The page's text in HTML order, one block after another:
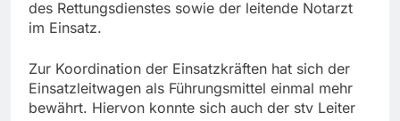
des Rettungsdienstes sowie der leitende Notarzt
im Einsatz.
Zur Koordination der Einsatzkräften hat sich der
Einsatzleitwagen als Führungsmittel einmal mehr
bewährt. Hiervon konnte sich auch der stv Leiter